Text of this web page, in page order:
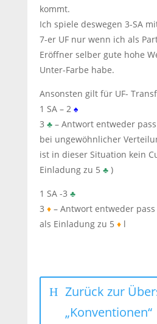
kommt.
Ich spiele deswegen 3-SA
7-er UF nur wenn ich als
Eröffner selber gute hohe
Unter-Farbe habe.
Ansonsten gilt für UF-
1 SA – 2 ♠
3 ♣– Antwort entweder
bei ungewöhnlicher
ist in dieser Situation kein
Einladung zu 5 ♣)
1 SA -3 ♣
3 ♦– Antwort entweder pass
als Einladung zu 5 ♦l
Zurück zur
„Konventionen“